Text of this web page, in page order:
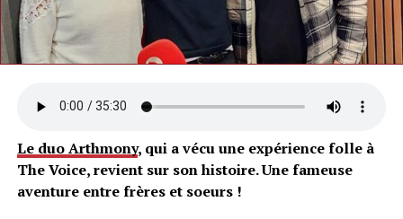
Le duo Arthmony, qui a vécu une expérience folle à
The Voice, revient sur son histoire. Une fameuse
aventure entre frères et soeurs !